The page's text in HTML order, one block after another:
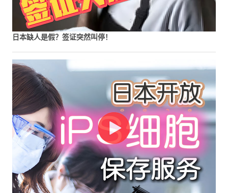
日本缺人是假？签证突然叫停！